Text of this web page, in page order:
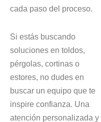
cada paso del proceso.
Si estás buscando
soluciones en toldos,
pérgolas, cortinas o
estores, no dudes en
buscar un equipo que te
inspire confianza. Una
atención personalizada y